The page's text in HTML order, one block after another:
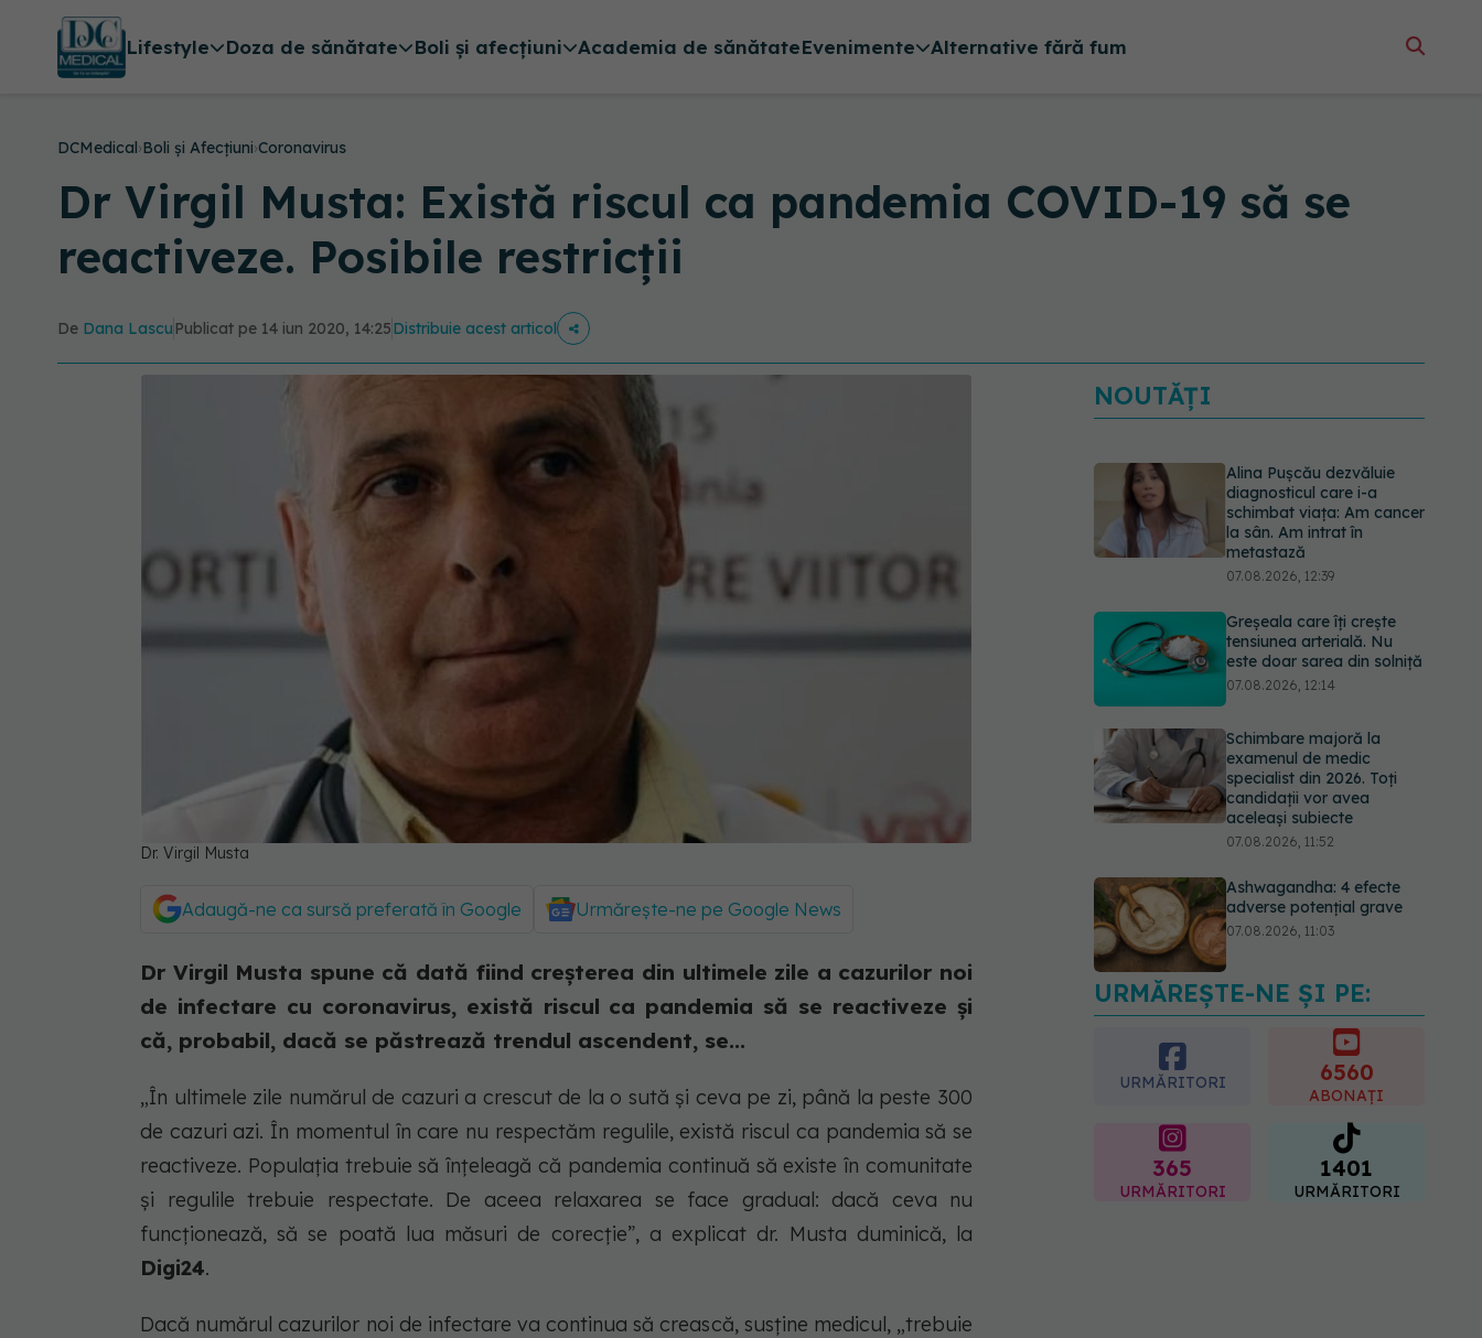
Lifestyle Doza de sănătate Boli și afecțiuni Academia de sănătateEvenimente Alternative fără fum
DCMedical›Boli și Afecțiuni›Coronavirus
Dr Virgil Musta: Există riscul ca pandemia COVID-19 să se
reactiveze. Posibile restricții
De Dana Lascu Publicat pe 14 iun 2020, 14:25Distribuie acest articol
Dr. Virgil Musta
Adaugă-ne ca sursă preferată în Google Urmărește-ne pe Google News
Dr Virgil Musta spune că dată fiind creșterea din ultimele zile a cazurilor noi
de infectare cu coronavirus, există riscul ca pandemia să se reactiveze și
că, probabil, dacă se păstrează trendul ascendent, se...
„În ultimele zile numărul de cazuri a crescut de la o sută și ceva pe zi, până la peste 300
de cazuri azi. În momentul în care nu respectăm regulile, există riscul ca pandemia să se
reactiveze. Populația trebuie să înțeleagă că pandemia continuă să existe în comunitate
și regulile trebuie respectate. De aceea relaxarea se face gradual: dacă ceva nu
funcționează, să se poată lua măsuri de corecție”, a explicat dr. Musta duminică, la
Digi24.
Dacă numărul cazurilor noi de infectare va continua să crească, susține medicul, „trebuie
NOUTĂȚI
Alina Pușcău dezvăluie
diagnosticul care i-a
schimbat viața: Am cancer
la sân. Am intrat în
metastază
07.08.2026, 12:39
Greșeala care îți crește
tensiunea arterială. Nu
este doar sarea din solniță
07.08.2026, 12:14
Schimbare majoră la
examenul de medic
specialist din 2026. Toți
candidații vor avea
aceleași subiecte
07.08.2026, 11:52
Ashwagandha: 4 efecte
adverse potențial grave
07.08.2026, 11:03
Ți-ai mărit buzele? Cele 4
greșeli care pot strica
rezultatul după injectarea
cu acid hialuronic
07.08.2026, 13:54
URMĂREȘTE-NE ȘI PE:
URMĂRITORI 6560
ABONAȚI
365
URMĂRITORI
1401
URMĂRITORI